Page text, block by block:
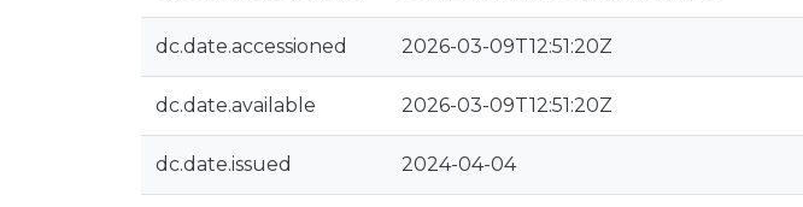
dc.date.accessioned 2026-03-09T12:51:20Z
dc.date.available 2026-03-09T12:51:20Z
dc.date.issued 2024-04-04